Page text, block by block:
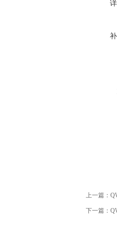
上一篇：
下一篇：